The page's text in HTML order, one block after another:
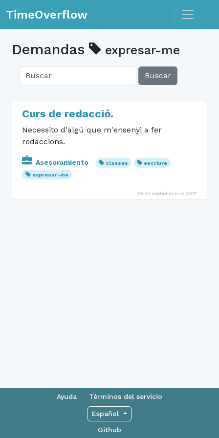
TimeOverflow Toggle
Demandas expresar-me
Buscar
Curs de redacció.
Necessito d'algú que m'ensenyi a fer
redaccions.
Asesoramiento classes
escriure
expresar-me
29 de septiembre de 2017
Ayuda Términos del servicio
Español
Github